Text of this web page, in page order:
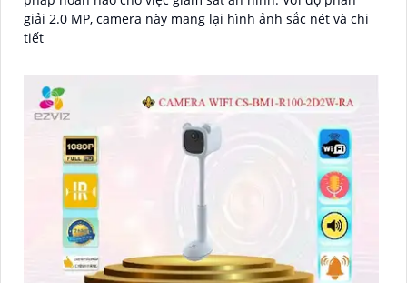
giải 2.0 MP, camera này mang lại hình ảnh sắc nét và chi
tiết